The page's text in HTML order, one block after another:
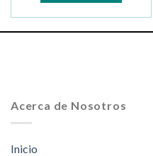
Acerca de Nosotros
Inicio